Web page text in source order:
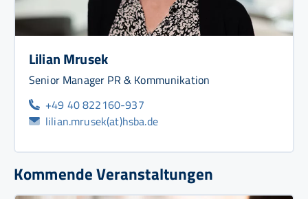
Lilian Mrusek
Senior Manager PR & Kommunikation
+49 40 822160-937
lilian.mrusek(at)hsba.de
Kommende Veranstaltungen